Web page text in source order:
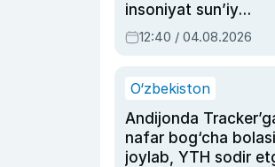
insoniyat sun’iy
intellektni boshqara
olmay qolishidan
12:40 / 04.08.2026
O‘zbekiston
Andijonda
nafar bog‘cha
joylab, YTH sodir